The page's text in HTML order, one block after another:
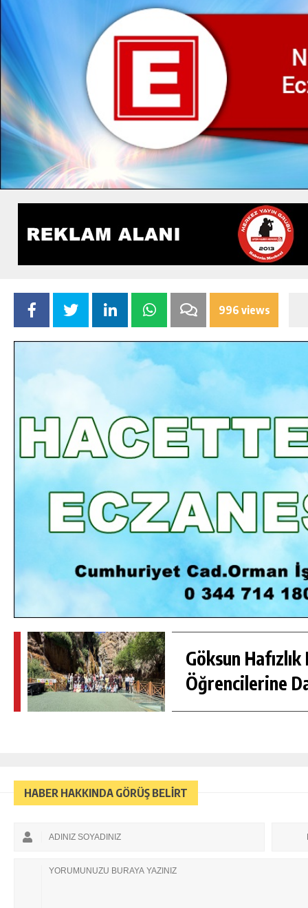
996 views
Göksun Hafızlık
Öğrencilerine
HABER HAKKINDA GÖRÜŞ BELİRT
GÜNLÜK HABER AKIŞI
GÖKSUN HAFIZLIK KIZ KUR’AN KURSU
ÖĞRENCILERINE DARENDE GEZISI.